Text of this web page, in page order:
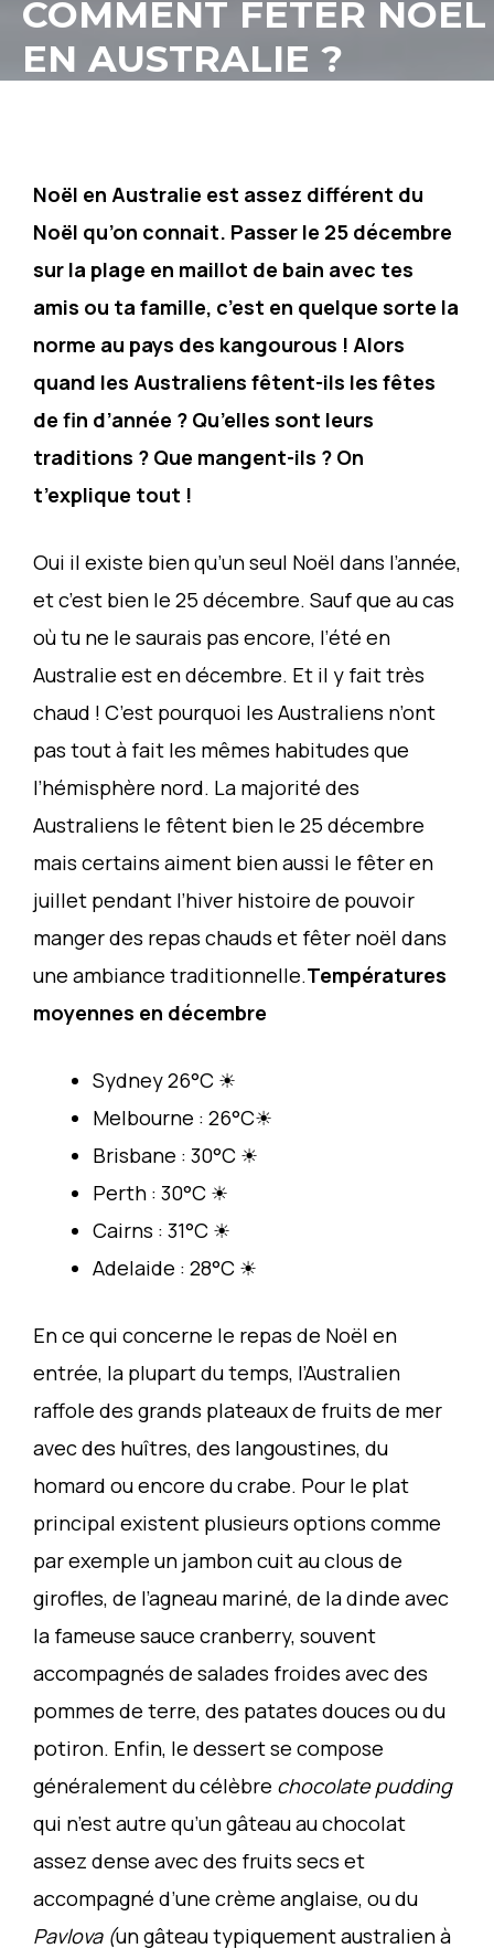
COMMENT FÊTER NOËL
EN AUSTRALIE ?
Noël en Australie est assez différent du
Noël qu’on connait. Passer le 25 décembre
sur la plage en maillot de bain avec tes
amis ou ta famille, c’est en quelque sorte la
norme au pays des kangourous ! Alors
quand les Australiens fêtent-ils les fêtes
de fin d’année ? Qu’elles sont leurs
traditions ? Que mangent-ils ? On
t’explique tout !
Oui il existe bien qu’un seul Noël dans l’année,
et c’est bien le 25 décembre. Sauf que au cas
où tu ne le saurais pas encore, l’été en
Australie est en décembre. Et il y fait très
chaud ! C’est pourquoi les Australiens n’ont
pas tout à fait les mêmes habitudes que
l’hémisphère nord. La majorité des
Australiens le fêtent bien le 25 décembre
mais certains aiment bien aussi le fêter en
juillet pendant l’hiver histoire de pouvoir
manger des repas chauds et fêter noël dans
une ambiance traditionnelle.Températures
moyennes en décembre
Sydney 26°C ☀
Melbourne : 26°C☀
Brisbane : 30°C ☀
Perth : 30°C ☀
Cairns : 31°C ☀
Adelaide : 28°C ☀
En ce qui concerne le repas de Noël en
entrée, la plupart du temps, l’Australien
raffole des grands plateaux de fruits de mer
avec des huîtres, des langoustines, du
homard ou encore du crabe. Pour le plat
principal existent plusieurs options comme
par exemple un jambon cuit au clous de
girofles, de l’agneau mariné, de la dinde avec
la fameuse sauce cranberry, souvent
accompagnés de salades froides avec des
pommes de terre, des patates douces ou du
potiron. Enfin, le dessert se compose
généralement du célèbre chocolate pudding
qui n’est autre qu’un gâteau au chocolat
assez dense avec des fruits secs et
accompagné d’une crème anglaise, ou du
Pavlova (un gâteau typiquement australien à